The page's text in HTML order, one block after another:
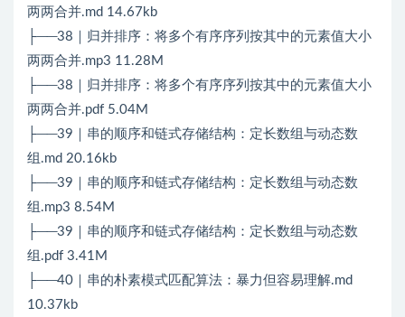
两两合并.md 14.67kb
├──38｜归并排序：将多个有序序列按其中的元素值大小
两两合并.mp3 11.28M
├──38｜归并排序：将多个有序序列按其中的元素值大小
两两合并.pdf 5.04M
├──39｜串的顺序和链式存储结构：定长数组与动态数
组.md 20.16kb
├──39｜串的顺序和链式存储结构：定长数组与动态数
组.mp3 8.54M
├──39｜串的顺序和链式存储结构：定长数组与动态数
组.pdf 3.41M
├──40｜串的朴素模式匹配算法：暴力但容易理解.md
10.37kb